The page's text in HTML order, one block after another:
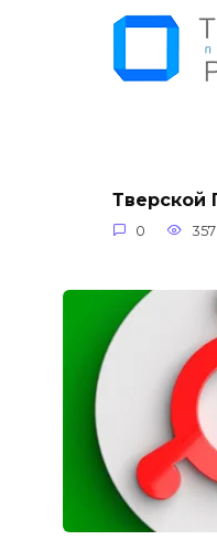
Тверской
0 357